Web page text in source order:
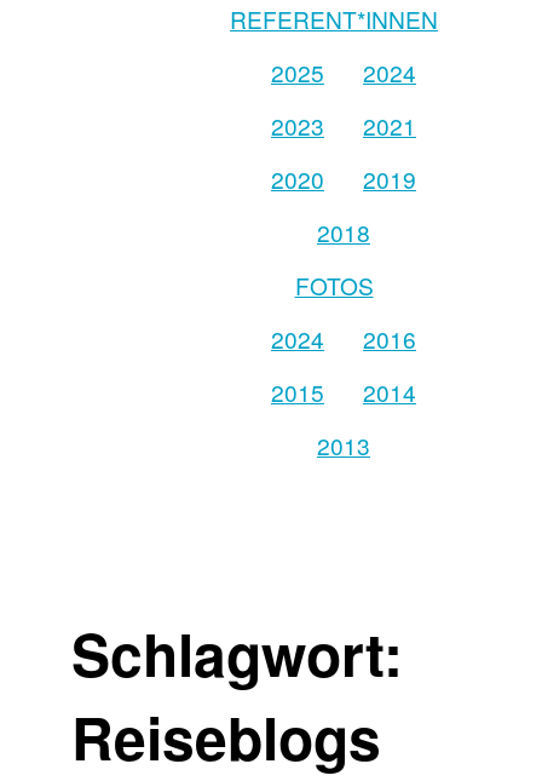
REFERENT*INNEN
2025
2024
2023
2021
2020
2019
2018
FOTOS
2024
2016
2015
2014
2013
Schlagwort:
Reiseblogs